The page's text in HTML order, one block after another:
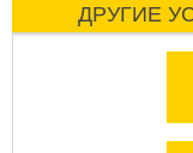
ДРУГИЕ